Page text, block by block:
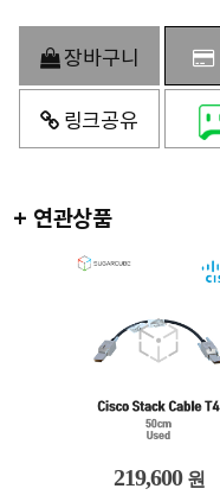
장바구니
링크공유
+ 연관상품
219,600 원